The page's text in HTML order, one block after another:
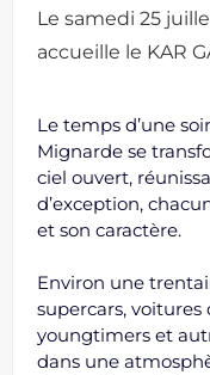
Le samedi 25
accueille le KAR
Le temps d’une
Mignarde se
ciel ouvert,
d’exception,
et son caractère.
Environ une
supercars, voitures
youngtimers et
dans une